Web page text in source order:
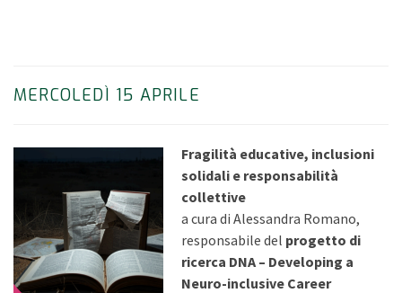
MERCOLEDÌ 15 APRILE
Fragilità educative, inclusioni
solidali e responsabilità
collettive
a cura di Alessandra Romano,
responsabile del progetto di
ricerca DNA – Developing a
Neuro-inclusive Career